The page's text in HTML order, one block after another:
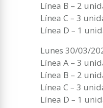
Línea B – 2
Línea C – 3
Línea D – 1
Lunes 30/03/
Línea A – 3
Línea B – 2
Línea C – 3
Línea D – 1